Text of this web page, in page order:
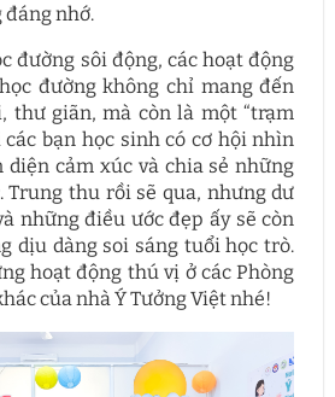
nhớ.
đường sôi động, các hoạt động
đường không chỉ mang đến
thư giãn, mà còn là một “trạm
các bạn học sinh có cơ hội nhìn
diện cảm xúc và chia sẻ những
Trung thu rồi sẽ qua, nhưng dư
những điều ước đẹp ấy sẽ còn
dịu dàng soi sáng tuổi học trò.
hoạt động thú vị ở các Phòng
của nhà Ý Tưởng Việt nhé!